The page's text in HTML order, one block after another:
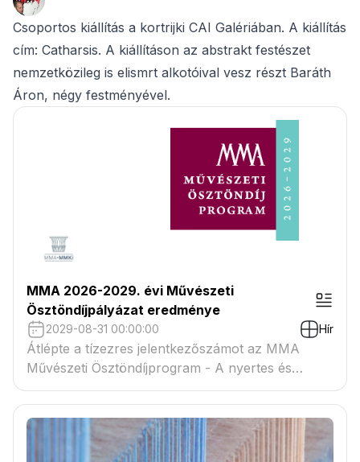
Csoportos kiállítás a kortrijki CAI Galériában. A kiállítás
cím: Catharsis. A kiállításon az abstrakt festészet
nemzetközileg is elismrt alkotóival vesz részt Baráth
Áron, négy festményével.
MMA 2026-2029. évi Művészeti
Ösztöndíjpályázat eredménye
2029-08-31 00:00:00 Hír
Átlépte a tízezres jelentkezőszámot az MMA
Művészeti Ösztöndíjprogram - A nyertes és
tartaléklistás pályázók névsora megtekinthető a
csatolmányban